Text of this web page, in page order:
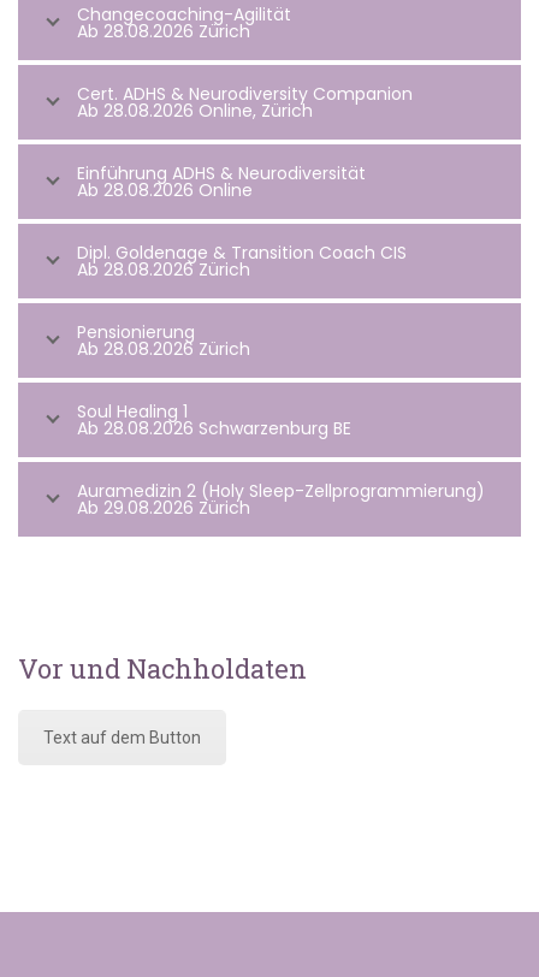
Changecoaching-Agilität
Ab 28.08.2026 Zürich
Cert. ADHS & Neurodiversity Companion
Ab 28.08.2026 Online, Zürich
Einführung ADHS & Neurodiversität
Ab 28.08.2026 Online
Dipl. Goldenage & Transition Coach CIS
Ab 28.08.2026 Zürich
Pensionierung
Ab 28.08.2026 Zürich
Soul Healing 1
Ab 28.08.2026 Schwarzenburg BE
Auramedizin 2 (Holy Sleep-Zellprogrammierung)
Ab 29.08.2026 Zürich
Vor und Nachholdaten
Text auf dem Button